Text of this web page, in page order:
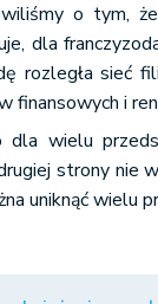
o tym,
dla
rozległa sieć
finansowych i
dla wielu
strony nie
uniknąć wielu